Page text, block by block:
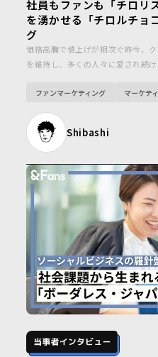
社員もファンも「チロリ
を湧かせる「チロルチョ
グ
価格高騰で値上げが相次ぐ昨今、
を維持し、多くの人々に愛され続
ファンマーケティング マーケテ
Shibashi